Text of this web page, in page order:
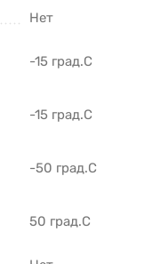
Нет
-15 град.C
-15 град.C
-50 град.C
50 град.C